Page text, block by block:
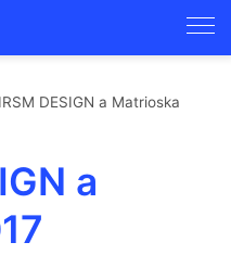
DESIGN a Matrioska
a